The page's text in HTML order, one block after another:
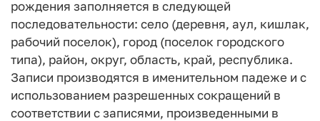
рождения заполняется в следующей
последовательности: село (деревня, аул, кишлак,
рабочий поселок), город (поселок городского
типа), район, округ, область, край, республика.
Записи производятся в именительном падеже и с
использованием разрешенных сокращений в
соответствии с записями, произведенными в